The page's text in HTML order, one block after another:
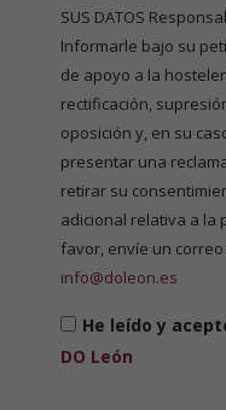
SUS DATOS
Informarle bajo su
de apoyo a la
rectificación,
oposición y, en su
presentar una
retirar su
adicional relativa a la
favor, envíe un
info@doleon.es
He leído y
DO León